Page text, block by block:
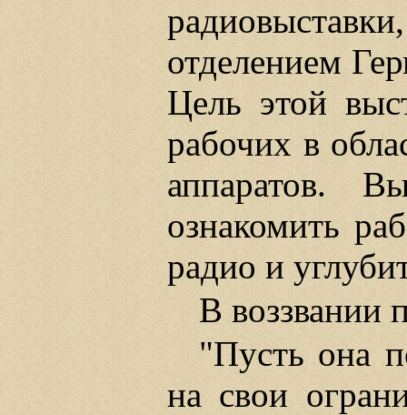
отделением
Цель этой
рабочих в
аппаратов.
ознакомить
радио и
В воззвании
"Пусть она
на свои